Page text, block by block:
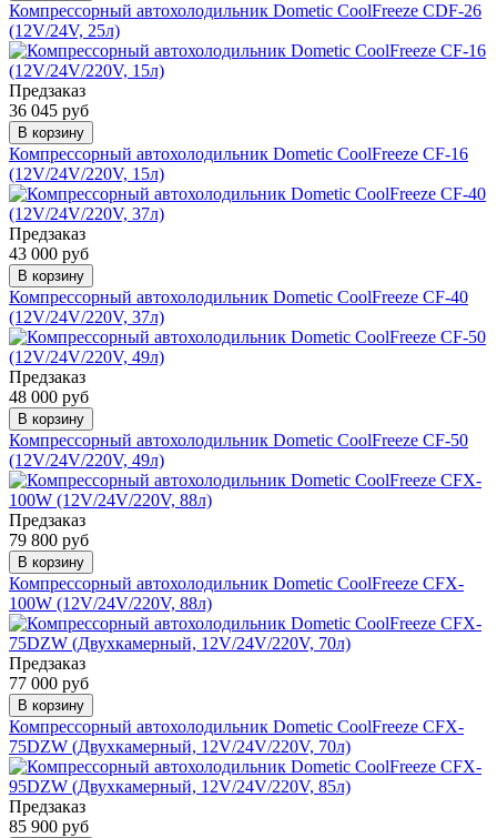
Компрессорный автохолодильник Dometic CoolFreeze CDF-26
(12V/24V, 25л)
Предзаказ
36 045 руб
В корзину
Компрессорный автохолодильник Dometic CoolFreeze CF-16
(12V/24V/220V, 15л)
Предзаказ
43 000 руб
В корзину
Компрессорный автохолодильник Dometic CoolFreeze CF-40
(12V/24V/220V, 37л)
Предзаказ
48 000 руб
В корзину
Компрессорный автохолодильник Dometic CoolFreeze CF-50
(12V/24V/220V, 49л)
Предзаказ
79 800 руб
В корзину
Компрессорный автохолодильник Dometic CoolFreeze CFX-
100W (12V/24V/220V, 88л)
Предзаказ
77 000 руб
В корзину
Компрессорный автохолодильник Dometic CoolFreeze CFX-
75DZW (Двухкамерный, 12V/24V/220V, 70л)
Предзаказ
85 900 руб